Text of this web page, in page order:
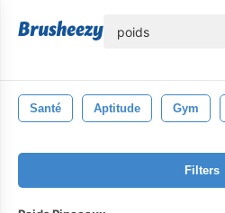
Santé Aptitude Gym
Filters